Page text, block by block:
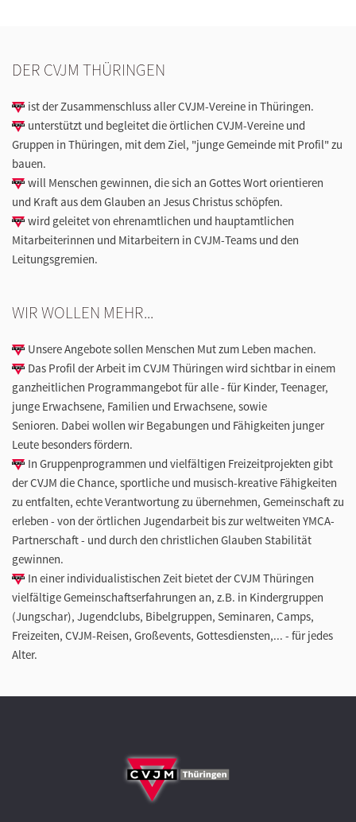
DER CVJM THÜRINGEN
ist der Zusammenschluss aller CVJM-Vereine in Thüringen.
unterstützt und begleitet die örtlichen CVJM-Vereine und
Gruppen in Thüringen, mit dem Ziel, "junge Gemeinde mit Profil" zu
bauen.
will Menschen gewinnen, die sich an Gottes Wort orientieren
und Kraft aus dem Glauben an Jesus Christus schöpfen.
wird geleitet von ehrenamtlichen und hauptamtlichen
Mitarbeiterinnen und Mitarbeitern in CVJM-Teams und den
Leitungsgremien.
WIR WOLLEN MEHR...
Unsere Angebote sollen Menschen Mut zum Leben machen.
Das Profil der Arbeit im CVJM Thüringen wird sichtbar in einem
ganzheitlichen Programmangebot für alle - für Kinder, Teenager,
junge Erwachsene, Familien und Erwachsene, sowie
Senioren. Dabei wollen wir Begabungen und Fähigkeiten junger
Leute besonders fördern.
In Gruppenprogrammen und vielfältigen Freizeitprojekten gibt
der CVJM die Chance, sportliche und musisch-kreative Fähigkeiten
zu entfalten, echte Verantwortung zu übernehmen, Gemeinschaft zu
erleben - von der örtlichen Jugendarbeit bis zur weltweiten YMCA-
Partnerschaft - und durch den christlichen Glauben Stabilität
gewinnen.
In einer individualistischen Zeit bietet der CVJM Thüringen
vielfältige Gemeinschaftserfahrungen an, z.B. in Kindergruppen
(Jungschar), Jugendclubs, Bibelgruppen, Seminaren, Camps,
Freizeiten, CVJM-Reisen, Großevents, Gottesdiensten,... - für jedes
Alter.